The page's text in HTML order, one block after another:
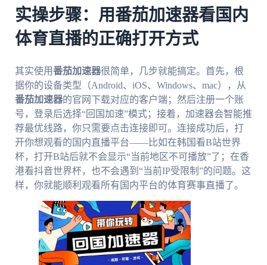
实操步骤：用番茄加速器看国内
体育直播的正确打开方式
其实使用番茄加速器很简单，几步就能搞定。首先，根
据你的设备类型（Android、iOS、Windows、mac），从
番茄加速器的官网下载对应的客户端；然后注册一个账
号，登录后选择“回国加速”模式；接着，加速器会智能推
荐最优线路，你只需要点击连接即可。连接成功后，打
开你想观看的国内直播平台——比如在韩国看B站世界
杯，打开B站后就不会显示“当前地区不可播放”了；在香
港看抖音世界杯，也不会遇到“当前IP受限制”的问题。这
样，你就能顺利观看所有国内平台的体育赛事直播了。